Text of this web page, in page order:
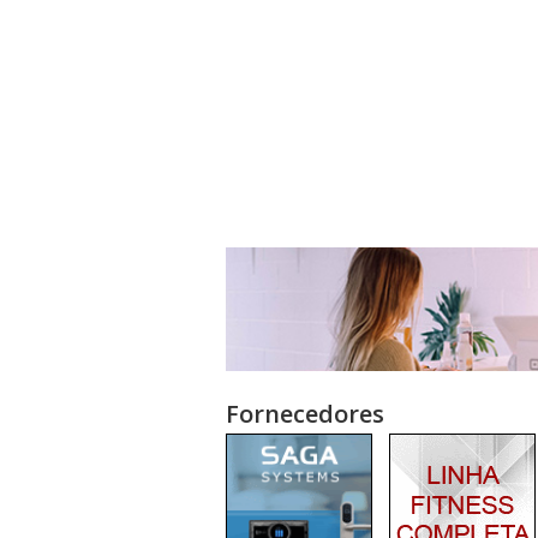
Fornecedores